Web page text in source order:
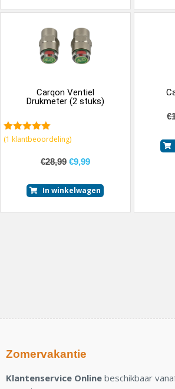
Carqon Ventiel
Drukmeter (2 stuks)
5.00van 5
(1 klantbeoordeling)
€28,99 €9,99
In winkelwagen
€
Zomervakantie
Klantenservice Online beschikbaar